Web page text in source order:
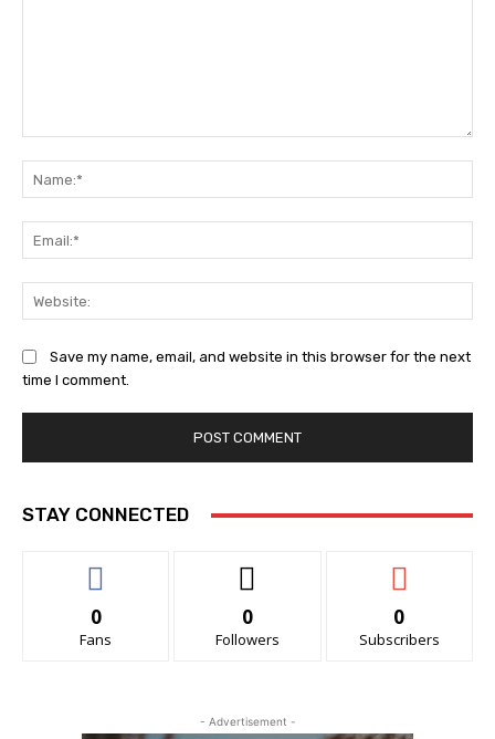
Save my name, email, and website in this browser for the next
time I comment.
STAY CONNECTED
0
Fans
0
Followers
0
Subscribers
- Advertisement -